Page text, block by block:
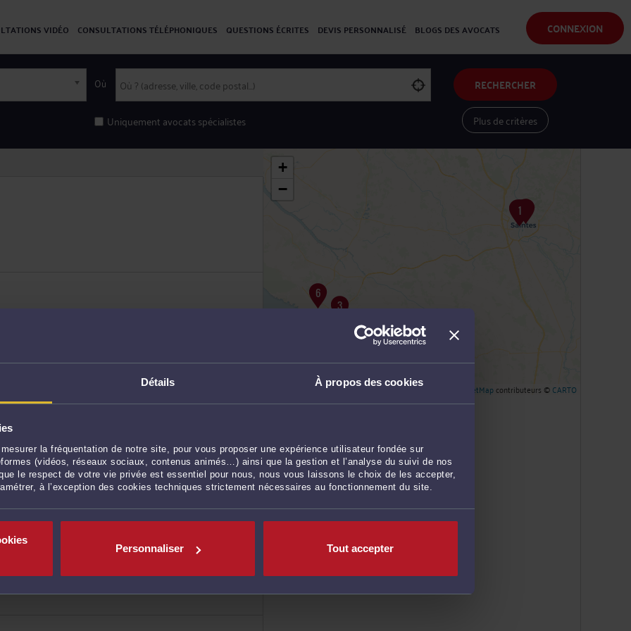
Détails À propos des cookies
la fréquentation de notre site, pour vous proposer une expérience utilisateur fondée sur
(vidéos, réseaux sociaux, contenus animés…) ainsi que la gestion et l’analyse du suivi de nos
le respect de votre vie privée est essentiel pour nous, nous vous laissons le choix de les accepter,
à l’exception des cookies techniques strictement nécessaires au fonctionnement du site.
Personnaliser Tout accepter
CONNEXION
VIDÉO CONSULTATIONS TÉLÉPHONIQUES QUESTIONS ÉCRITES DEVIS PERSONNALISÉ BLOGS DES AVOCATS
Où
Uniquement avocats spécialistes
RECHERCHER
Plus de critères
+
−
Leaflet OpenStreetMapcontributeurs ©CARTO